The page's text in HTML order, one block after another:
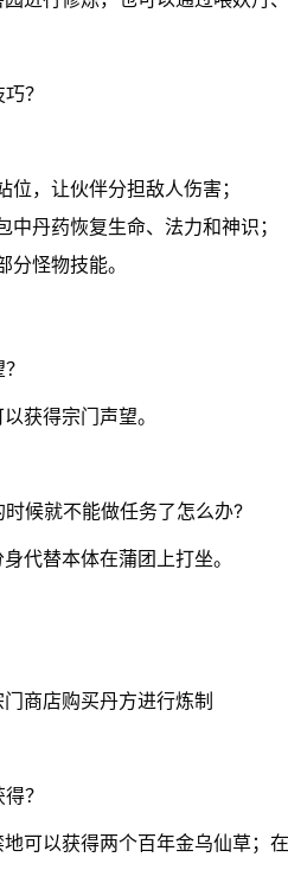
？
位，让伙伴分担敌人伤害；
中丹药恢复生命、法力和神识；
分怪物技能。
获得宗门声望。
候就不能做任务了怎么办?
代替本体在蒲团上打坐。
商店购买丹方进行炼制
？
可以获得两个百年金乌仙草；